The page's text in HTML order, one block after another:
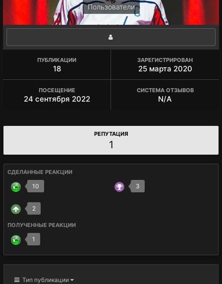
Пользователи
ПУБЛИКАЦИИ
18
ЗАРЕГИСТРИРОВАН
25 марта 2020
ПОСЕЩЕНИЕ
24 сентября 2022
СИСТЕМА ОТЗЫВОВ
N/A
РЕПУТАЦИЯ
1
СДЕЛАННЫЕ РЕАКЦИИ
10 3
2
ПОЛУЧЕННЫЕ РЕАКЦИИ
1
Тип публикации